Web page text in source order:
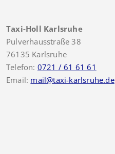
Taxi-Holl Karlsruhe
Pulverhausstraße 38
76135 Karlsruhe
Telefon: 0721 / 61 61 61
Email: mail@taxi-karlsruhe.de